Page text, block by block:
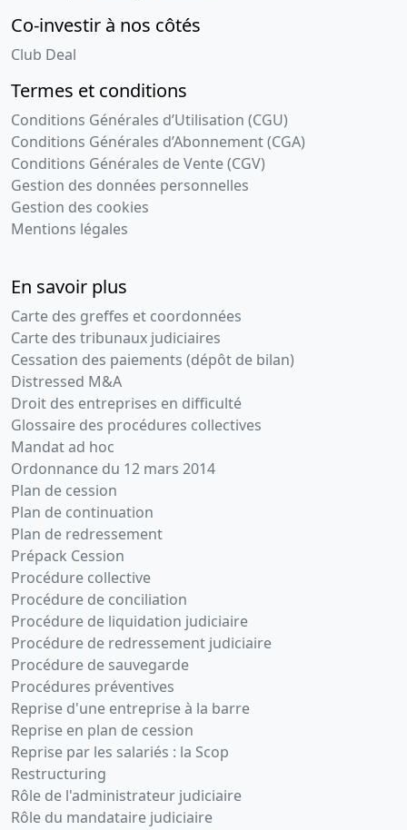
Co-investir à nos côtés
Club Deal
Termes et conditions
Conditions Générales d’Utilisation (CGU)
Conditions Générales d’Abonnement (CGA)
Conditions Générales de Vente (CGV)
Gestion des données personnelles
Gestion des cookies
Mentions légales
En savoir plus
Carte des greffes et coordonnées
Carte des tribunaux judiciaires
Cessation des paiements (dépôt de bilan)
Distressed M&A
Droit des entreprises en difficulté
Glossaire des procédures collectives
Mandat ad hoc
Ordonnance du 12 mars 2014
Plan de cession
Plan de continuation
Plan de redressement
Prépack Cession
Procédure collective
Procédure de conciliation
Procédure de liquidation judiciaire
Procédure de redressement judiciaire
Procédure de sauvegarde
Procédures préventives
Reprise d'une entreprise à la barre
Reprise en plan de cession
Reprise par les salariés : la Scop
Restructuring
Rôle de l'administrateur judiciaire
Rôle du mandataire judiciaire